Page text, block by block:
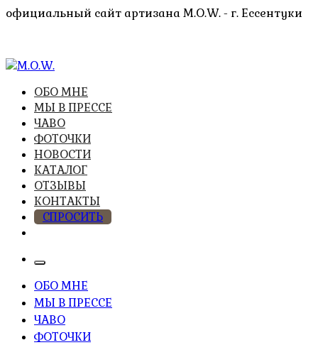
Перейти
официальный сайт артизана M.O.W. - г. Ессентуки
M.O.W.
высочайшее качество из натуральных компонентов
ОБО МНЕ
МЫ В ПРЕССЕ
ЧАВО
ФОТОЧКИ
НОВОСТИ
КАТАЛОГ
ОТЗЫВЫ
КОНТАКТЫ
СПРОСИТЬ
ОБО МНЕ
МЫ В ПРЕССЕ
ЧАВО
ФОТОЧКИ